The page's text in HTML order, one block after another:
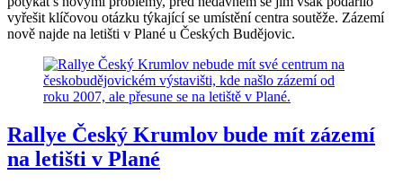
vyřešit klíčovou otázku týkající se umístění centra soutěže. Zázemí
nově najde na letišti v Plané u Českých Budějovic.
Rallye Český Krumlov bude mít zázemí
na letišti v Plané